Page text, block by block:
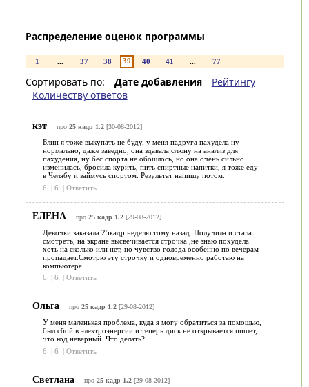
Распределение оценок программы
1 ... 37 38 39 40 41 ... 77
Сортировать по: Дате добавления
Рейтингу
Количеству ответов
кэт про 25 кадр 1.2[30-08-2012]
Блин я тоже выкупать не буду, у меня падруга пахудела ну
нормально, даже заведно, она здавала слюну на анализ для
пахудения, ну бес спорта не обошлось, но она очень сильно
изменилась, бросила курить, пить спиртные напитки, я тоже еду
в Челябу и займусь спортом. Результат напишу потом.
6
| 6 | Ответить
ЕЛЕНА про 25 кадр 1.2[29-08-2012]
Девочки заказала 25кадр неделю тому назад. Получила и стала
смотреть, на экране высвечивается строчка ,не знаю похудела
хоть на сколько или нет, но чувство голода особенно по вечерам
пропадает.Смотрю эту строчку и одновременно работаю на
компьютере.
6
| 6 | Ответить
Ольга про 25 кадр 1.2[29-08-2012]
У меня маленькая проблема, куда я могу обратиться за помощью,
был сбой в электроэнергии и теперь диск не открывается пишет,
что код неверный. Что делать?
6
| 6 | Ответить
Светлана про 25 кадр 1.2[29-08-2012]